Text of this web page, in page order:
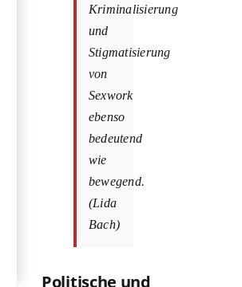
Kriminalisierung
und
Stigmatisierung
von
Sexwork
ebenso
bedeutend
wie
bewegend.
(Lida
Bach)
Politische und